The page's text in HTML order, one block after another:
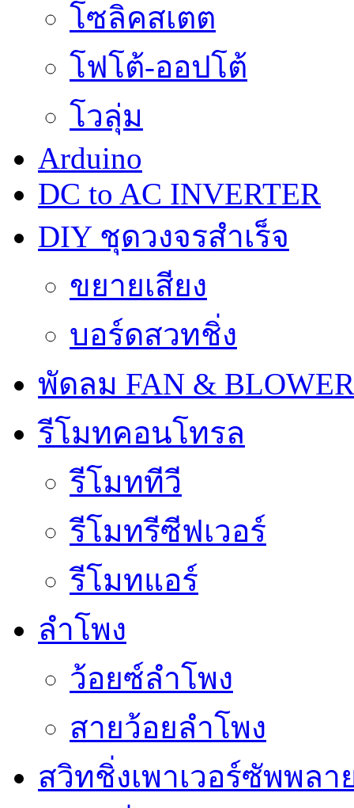
โซลิคสเตต
โฟโต้-ออปโต้
โวลุ่ม
Arduino
DC to AC INVERTER
DIY ชุดวงจรสำเร็จ
ขยายเสียง
บอร์ดสวทชิ่ง
พัดลม FAN & BLOWER
รีโมทคอนโทรล
รีโมททีวี
รีโมทรีซีฟเวอร์
รีโมทแอร์
ลำโพง
ว้อยซ์ลำโพง
สายว้อยลำโพง
สวิทชิ่งเพาเวอร์ซัพพลา